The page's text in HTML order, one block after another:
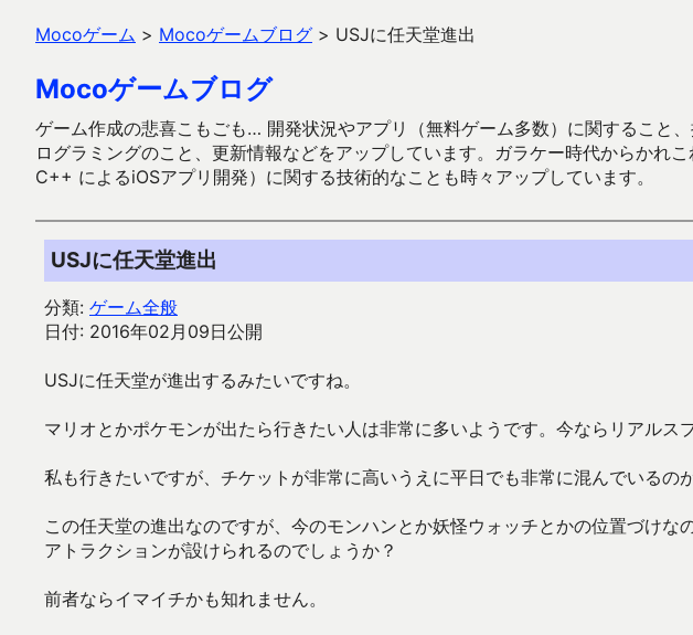
Mocoゲーム > Mocoゲームブログ > USJに任天堂進出
Mocoゲームブログ
ゲーム作成の悲喜こもごも… 開発状況やアプリ（無料ゲーム多数）に関するこ
ログラミングのこと、更新情報などをアップしています。ガラケー時代からか
C++ によるiOSアプリ開発）に関する技術的なことも時々アップしています。
USJに任天堂進出
分類: ゲーム全般
日付: 2016年02月09日公開
USJに任天堂が進出するみたいですね。
マリオとかポケモンが出たら行きたい人は非常に多いようです。今ならリアルス
私も行きたいですが、チケットが非常に高いうえに平日でも非常に混んでいるの
この任天堂の進出なのですが、今のモンハンとか妖怪ウォッチとかの位置づけな
アトラクションが設けられるのでしょうか？
前者ならイマイチかも知れません。